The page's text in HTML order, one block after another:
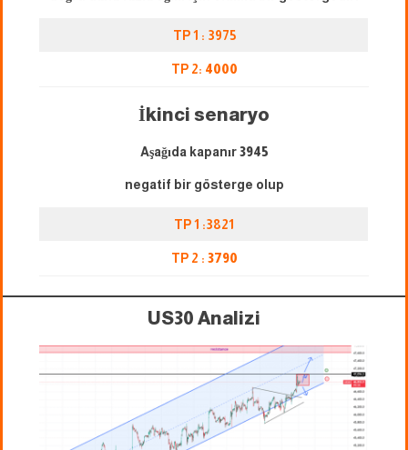
TP 1 : 3975
TP 2: 4000
İkinci senaryo
Aşağıda kapanır3945
negatif bir gösterge olup
TP 1 :3821
TP 2 : 3790
US30 Analizi